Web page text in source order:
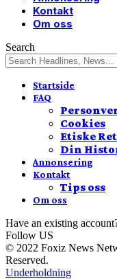
Kontakt
Om oss
Search
Startside
FAQ
Cookies
Etiske
Din
Annonsering
Kontakt
Tips oss
Om oss
Have an existing
Follow US
© 2022 Foxiz News
Reserved.
Underholdning